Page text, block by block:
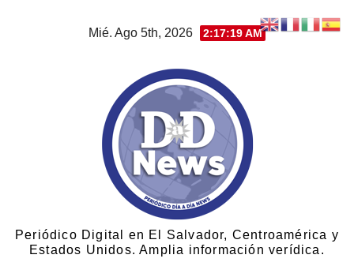
Mié. Ago 5th, 2026 2:17:20 AM
Periódico Digital en El Salvador, Centroamérica y
Estados Unidos. Amplia información verídica.